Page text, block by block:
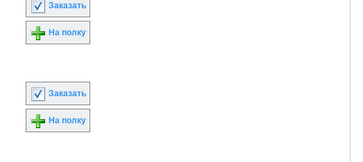
Заказать
На полку
Заказать
На полку